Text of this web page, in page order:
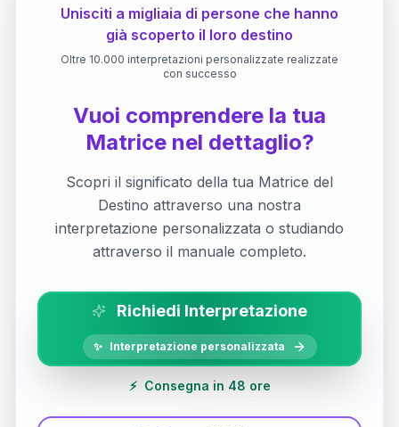
Unisciti a migliaia di persone che hanno
già scoperto il loro destino
Oltre 10.000 interpretazioni personalizzate realizzate
con successo
Vuoi comprendere la tua
Matrice nel dettaglio?
Scopri il significato della tua Matrice del
Destino attraverso una nostra
interpretazione personalizzata o studiando
attraverso il manuale completo.
Richiedi Interpretazione
✨ Interpretazione personalizzata
⚡ Consegna in 48 ore